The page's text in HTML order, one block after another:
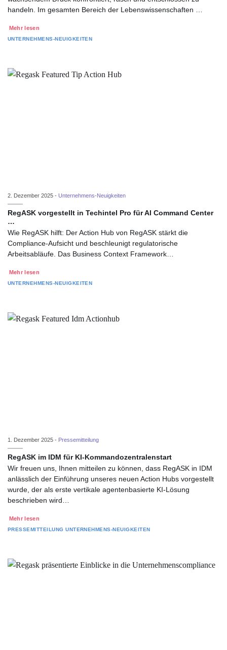
handeln. Im gesamten Bereich der Lebenswissenschaften …
Mehr lesen
UNTERNEHMENS-NEUIGKEITEN
2. Dezember 2025 - Unternehmens-Neuigkeiten
RegASK vorgestellt in Techintel Pro für AI Command Center
…
Wie RegASK hilft: Der Action Hub von RegASK stärkt die
Compliance-Aufsicht und beschleunigt regulatorische
Arbeitsabläufe. Das Business Context Framework…
Mehr lesen
UNTERNEHMENS-NEUIGKEITEN
1. Dezember 2025 - Pressemitteilung
RegASK im IDM für KI-Kommandozentralenstart
Wir freuen uns, Ihnen mitteilen zu können, dass RegASK in IDM
anlässlich der Einführung unseres neuen Action Hubs vorgestellt
wurde, der als erste vertikale agentenbasierte KI-Lösung
beschrieben wird…
Mehr lesen
PRESSEMITTEILUNG UNTERNEHMENS-NEUIGKEITEN